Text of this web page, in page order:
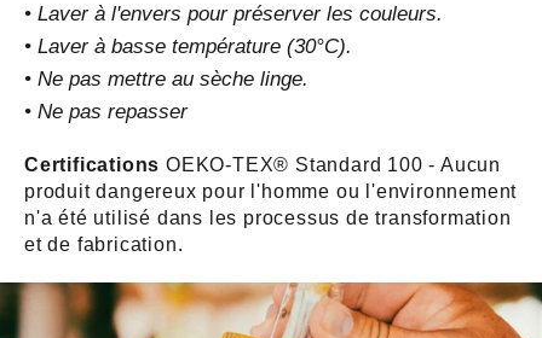
• Laver à l'envers pour préserver les couleurs.
• Laver à basse température (30°C).
• Ne pas mettre au sèche linge.
• Ne pas repasser
CertificationsOEKO-TEX® Standard 100 - Aucun
produit dangereux pour l'homme ou l'environnement
n'a été utilisé dans les processus de transformation
et de fabrication.